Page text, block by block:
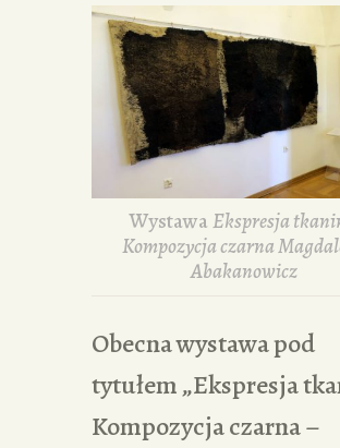
WystawaEkspresja
Kompozycja czarna
Abakanowicz
Obecna wystawa pod
tytułem „Ekspresja
Kompozycja czarna –